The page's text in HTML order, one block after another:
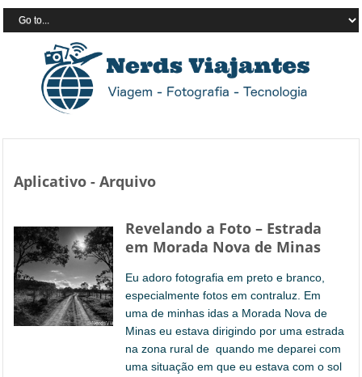
Aplicativo - Arquivo
Revelando a Foto – Estrada
em Morada Nova de Minas
Eu adoro fotografia em preto e branco,
especialmente fotos em contraluz. Em
uma de minhas idas a Morada Nova de
Minas eu estava dirigindo por uma estrada
na zona rural de quando me deparei com
uma situação em que eu estava com o sol